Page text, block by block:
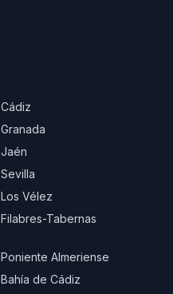
Cádiz
Granada
Jaén
Sevilla
Los Vélez
Filabres-Tabernas
Poniente Almeriense
Bahía de Cádiz